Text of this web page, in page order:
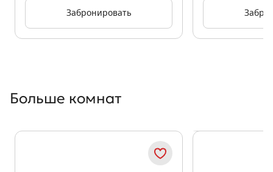
Забронировать
Больше комнат